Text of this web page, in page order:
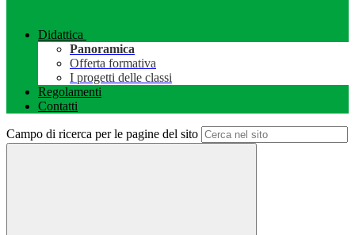
Didattica
Panoramica
Offerta formativa
I progetti delle classi
Regolamenti
Contatti
Campo di ricerca per le pagine del sito